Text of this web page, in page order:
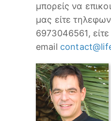
μπορείς να
μας είτε
6973046561,
email